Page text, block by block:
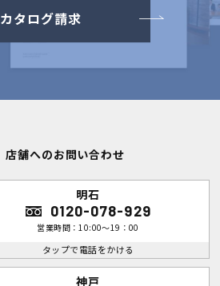
カタログ請求
店舗へのお問い合わせ
明石
0120-078-929
営業時間：10:00～19：00
タップで電話をかける
神戸